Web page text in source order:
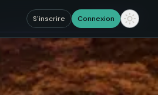
S'inscrire ConnexionSections